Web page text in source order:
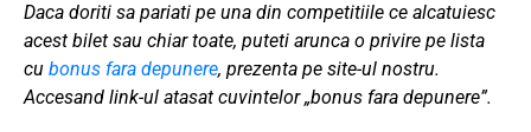
Daca doriti sa pariati pe una din competitiile ce alcatuiesc
acest bilet sau chiar toate, puteti arunca o privire pe lista
cu bonus fara depunere, prezenta pe site-ul nostru.
Accesand link-ul atasat cuvintelor „bonus fara depunere”.